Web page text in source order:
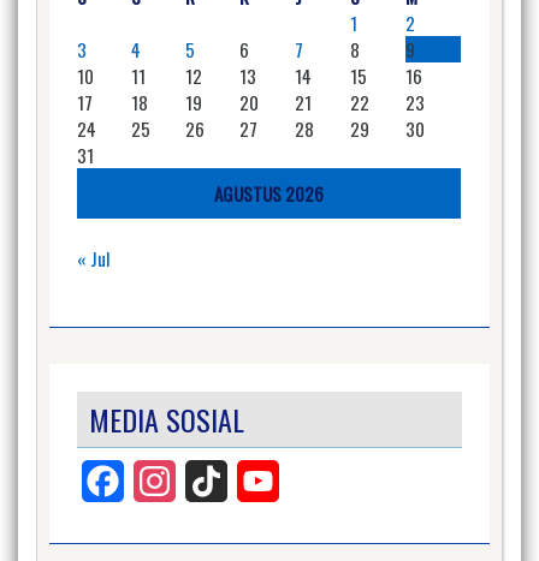
AGUSTUS 2026
1
2
3
4 5 6 7 8
9
10
11 12 13 14 15
16
17
18 19 20 21 22
23
24
25 26 27 28 29
30
31
« Jul
MEDIA SOSIAL
Facebook InstagramTikTok